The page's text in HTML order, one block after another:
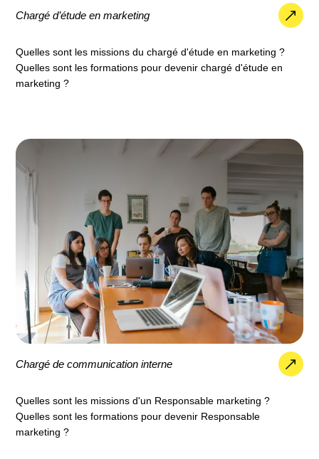
Chargé d’étude en marketing
Quelles sont les missions du chargé d'étude en marketing ?
Quelles sont les formations pour devenir chargé d'étude en
marketing ?
Chargé de communication interne
Quelles sont les missions d'un Responsable marketing ?
Quelles sont les formations pour devenir Responsable
marketing ?